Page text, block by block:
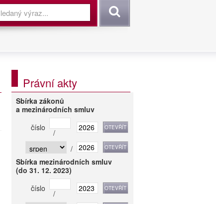
Vyhledat
Právní akty
Sbírka zákonů
a mezinárodních smluv
číslo
/
/
Sbírka mezinárodních smluv
(do 31. 12. 2023)
číslo
/